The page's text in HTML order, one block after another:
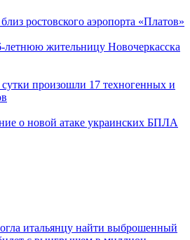
ростовского аэропорта «Платов»
жительницу Новочеркасска
сутки произошли 17 техногенных и
о новой атаке украинских БПЛА
итальянцу найти выброшенный